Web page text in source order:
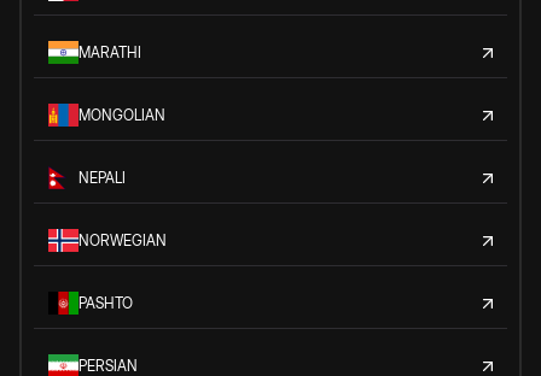
MARATHI
MONGOLIAN
NEPALI
NORWEGIAN
PASHTO
PERSIAN